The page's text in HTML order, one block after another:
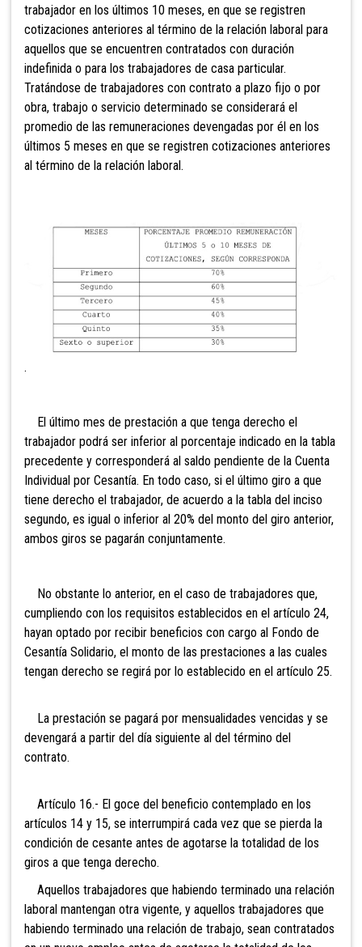
trabajador en los últimos 10 meses, en que se registren
cotizaciones anteriores al término de la relación laboral para
aquellos que se encuentren contratados con duración
indefinida o para los trabajadores de casa particular.
Tratándose de trabajadores con contrato a plazo fijo o por
obra, trabajo o servicio determinado se considerará el
promedio de las remuneraciones devengadas por él en los
últimos 5 meses en que se registren cotizaciones anteriores
al término de la relación laboral.
.
El último mes de prestación a que tenga derecho el
trabajador podrá ser inferior al porcentaje indicado en la tabla
precedente y corresponderá al saldo pendiente de la Cuenta
Individual por Cesantía. En todo caso, si el último giro a que
tiene derecho el trabajador, de acuerdo a la tabla del inciso
segundo, es igual o inferior al 20% del monto del giro anterior,
ambos giros se pagarán conjuntamente.
No obstante lo anterior, en el caso de trabajadores que,
cumpliendo con los requisitos establecidos en el artículo 24,
hayan optado por recibir beneficios con cargo al Fondo de
Cesantía Solidario, el monto de las prestaciones a las cuales
tengan derecho se regirá por lo establecido en el artículo 25.
La prestación se pagará por mensualidades vencidas y se
devengará a partir del día siguiente al del término del
contrato.
Artículo 16.- El goce del beneficio contemplado en los
artículos 14 y 15, se interrumpirá cada vez que se pierda la
condición de cesante antes de agotarse la totalidad de los
giros a que tenga derecho.
Aquellos trabajadores que habiendo terminado una relación
laboral mantengan otra vigente, y aquellos trabajadores que
habiendo terminado una relación de trabajo, sean contratados